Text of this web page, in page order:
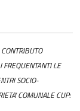
FREQUENTANTI LE
SOCIO-
COMUNALE CUP: